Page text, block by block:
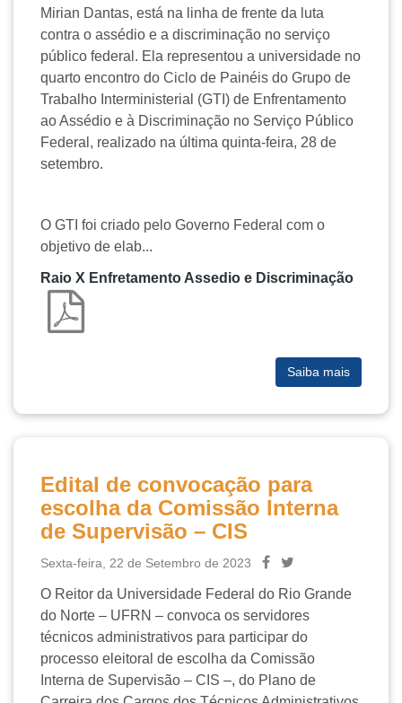
Mirian Dantas, está na linha de frente da luta
contra o assédio e a discriminação no serviço
público federal. Ela representou a universidade no
quarto encontro do Ciclo de Painéis do Grupo de
Trabalho Interministerial (GTI) de Enfrentamento
ao Assédio e à Discriminação no Serviço Público
Federal, realizado na última quinta-feira, 28 de
setembro.
O GTI foi criado pelo Governo Federal com o
objetivo de elab...
Raio X Enfretamento Assedio e Discriminação
Saiba mais
Edital de convocação para
escolha da Comissão Interna
de Supervisão – CIS
Sexta-feira, 22 de Setembro de 2023
O Reitor da Universidade Federal do Rio Grande
do Norte – UFRN – convoca os servidores
técnicos administrativos para participar do
processo eleitoral de escolha da Comissão
Interna de Supervisão – CIS –, do Plano de